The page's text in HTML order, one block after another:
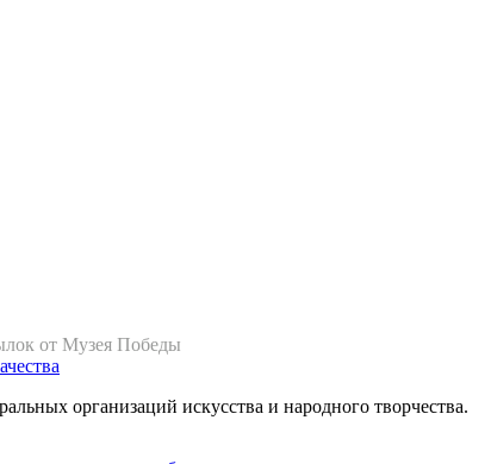
от Музея Победы
организаций искусства и народного творчества.